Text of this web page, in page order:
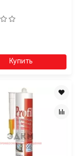
Купить